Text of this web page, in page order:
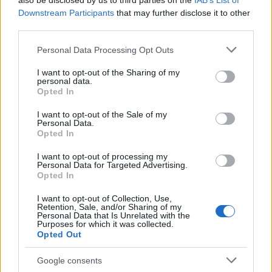
Downstream Participants that may further disclose it to other
Please note that this website/app uses one or more Google
not limited to your visit or usage behaviour. You may click to
grant or deny consent to Google and its third-party tags to
use your data for below specified purposes in below Google
consent section.
Personal Data Processing Opt Outs
I want to opt-out of the Sharing of my
personal data.
Opted In
I want to opt-out of the Sale of my
Personal Data.
Opted In
I want to opt-out of processing my
Personal Data for Targeted Advertising.
Opted In
I want to opt-out of Collection, Use,
Retention, Sale, and/or Sharing of my
Personal Data that Is Unrelated with the
Purposes for which it was collected.
Opted Out
Google consents
NECROLOGIE
Mario Malu
Paolo Pinna
I nostri cari